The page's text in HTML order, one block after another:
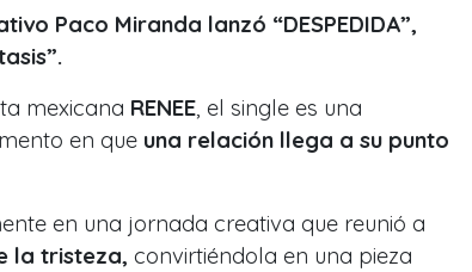
Paco Miranda lanzó “DESPEDIDA”,
mexicana RENEE , el single es una
en que una relación llega a su punto
en una jornada creativa que reunió a
la tristeza, convirtiéndola en una pieza